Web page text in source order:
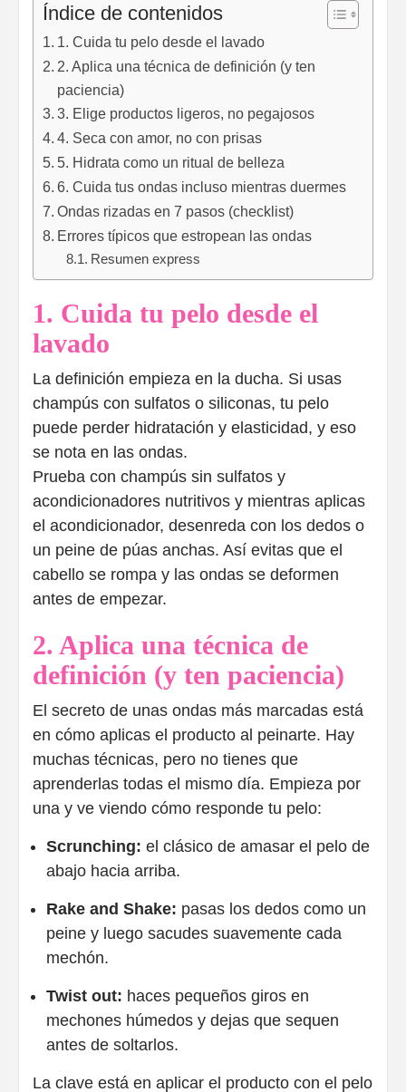
Índice de contenidos
1. Cuida tu pelo desde el lavado
2. Aplica una técnica de definición (y ten
paciencia)
3. Elige productos ligeros, no pegajosos
4. Seca con amor, no con prisas
5. Hidrata como un ritual de belleza
6. Cuida tus ondas incluso mientras duermes
Ondas rizadas en 7 pasos (checklist)
Errores típicos que estropean las ondas
Resumen express
1. Cuida tu pelo desde el
lavado
La definición empieza en la ducha. Si usas
champús con sulfatos o siliconas, tu pelo
puede perder hidratación y elasticidad, y eso
se nota en las ondas.
Prueba con champús sin sulfatos y
acondicionadores nutritivos y mientras aplicas
el acondicionador, desenreda con los dedos o
un peine de púas anchas. Así evitas que el
cabello se rompa y las ondas se deformen
antes de empezar.
2. Aplica una técnica de
definición (y ten paciencia)
El secreto de unas ondas más marcadas está
en cómo aplicas el producto al peinarte. Hay
muchas técnicas, pero no tienes que
aprenderlas todas el mismo día. Empieza por
una y ve viendo cómo responde tu pelo:
Scrunching: el clásico de amasar el pelo de
abajo hacia arriba.
Rake and Shake: pasas los dedos como un
peine y luego sacudes suavemente cada
mechón.
Twist out: haces pequeños giros en
mechones húmedos y dejas que sequen
antes de soltarlos.
La clave está en aplicar el producto con el pelo